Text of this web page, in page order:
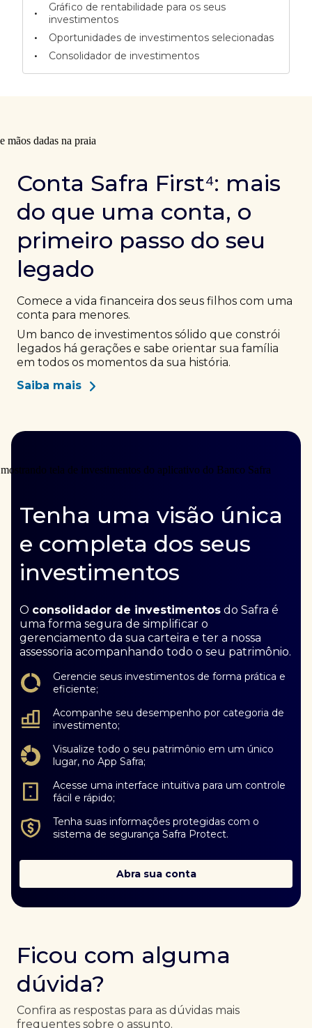
•
Gráfico de rentabilidade para os seus
investimentos
• Oportunidades de investimentos selecionadas
• Consolidador de investimentos
Conta Safra First⁴: mais
do que uma conta, o
primeiro passo do seu
legado
Comece a vida financeira dos seus filhos com uma
conta para menores.
Um banco de investimentos sólido que constrói
legados há gerações e sabe orientar sua família
em todos os momentos da sua história.
Saiba mais
Tenha uma visão única
e completa dos seus
investimentos
O consolidador de investimentos do Safra é
uma forma segura de simplificar o
gerenciamento da sua carteira e ter a nossa
assessoria acompanhando todo o seu patrimônio.
Gerencie seus investimentos de forma prática e
eficiente;
Acompanhe seu desempenho por categoria de
investimento;
Visualize todo o seu patrimônio em um único
lugar, no App Safra;
Acesse uma interface intuitiva para um controle
fácil e rápido;
Tenha suas informações protegidas com o
sistema de segurança Safra Protect.
Abra sua conta
Ficou com alguma
dúvida?
Confira as respostas para as dúvidas mais
frequentes sobre o assunto.